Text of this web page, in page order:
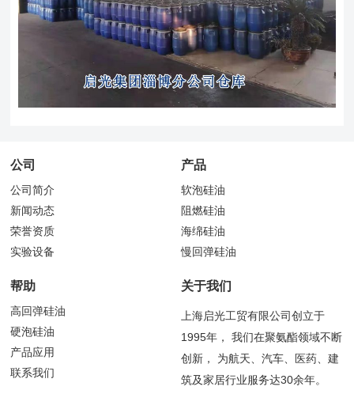
公司
公司简介
新闻动态
荣誉资质
实验设备
产品
软泡硅油
阻燃硅油
海绵硅油
慢回弹硅油
帮助
高回弹硅油
硬泡硅油
产品应用
联系我们
关于我们
上海启光工贸有限公司创立于
1995年， 我们在聚氨酯领域不断
创新， 为航天、汽车、医药、建
筑及家居行业服务达30余年。